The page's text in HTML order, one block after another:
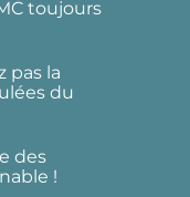
toujours
pas la
du
des
!